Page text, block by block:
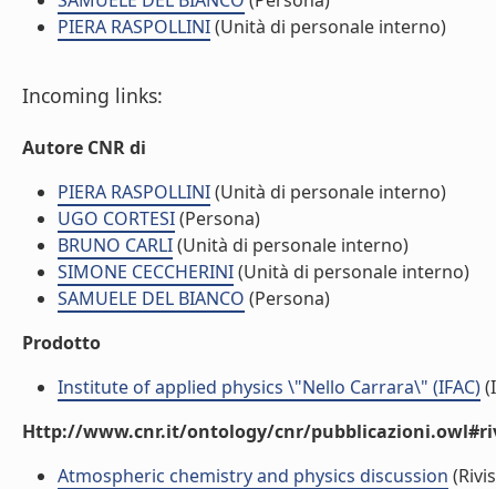
PIERA RASPOLLINI(Unità di personale interno)
Incoming links:
Autore CNR di
PIERA RASPOLLINI(Unità di personale interno)
UGO CORTESI(Persona)
BRUNO CARLI(Unità di personale interno)
SIMONE CECCHERINI(Unità di personale interno)
SAMUELE DEL BIANCO (Persona)
Prodotto
Institute of applied physics \"Nello Carrara\" (IFAC)
Http://www.cnr.it/ontology/cnr/
Atmospheric chemistry and physics discussion